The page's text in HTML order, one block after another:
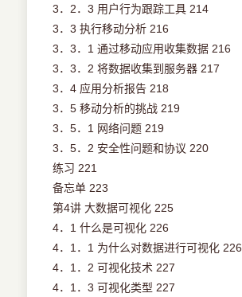
3．2．3 用户行为跟踪工具 214
3．3 执行移动分析 216
3．3．1 通过移动应用收集数据 216
3．3．2 将数据收集到服务器 217
3．4 应用分析报告 218
3．5 移动分析的挑战 219
3．5．1 网络问题 219
3．5．2 安全性问题和协议 220
练习 221
备忘单 223
第4讲 大数据可视化 225
4．1 什么是可视化 226
4．1．1 为什么对数据进行可视化 226
4．1．2 可视化技术 227
4．1．3 可视化类型 227